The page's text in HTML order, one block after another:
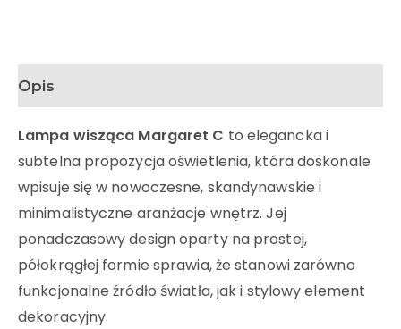
Opis
Lampa wisząca Margaret C to elegancka i
subtelna propozycja oświetlenia, która doskonale
wpisuje się w nowoczesne, skandynawskie i
minimalistyczne aranżacje wnętrz. Jej
ponadczasowy design oparty na prostej,
półokrągłej formie sprawia, że stanowi zarówno
funkcjonalne źródło światła, jak i stylowy element
dekoracyjny.